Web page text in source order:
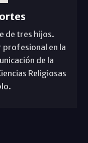
de tres hijos.
profesional en la
de la
Religiosas